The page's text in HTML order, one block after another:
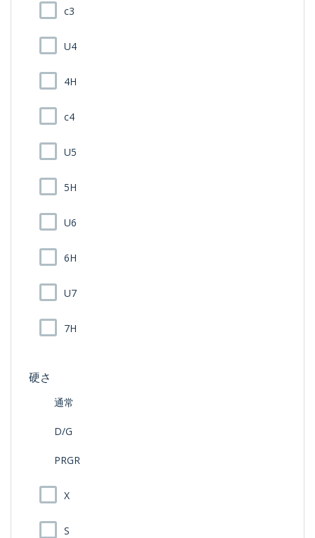
c3
U4
4H
c4
U5
5H
U6
6H
U7
7H
硬さ
通常
D/G
PRGR
X
S